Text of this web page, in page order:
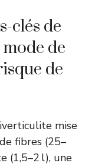
clés de
de
de
mise
fibres (25–
(1,5–2 l), une